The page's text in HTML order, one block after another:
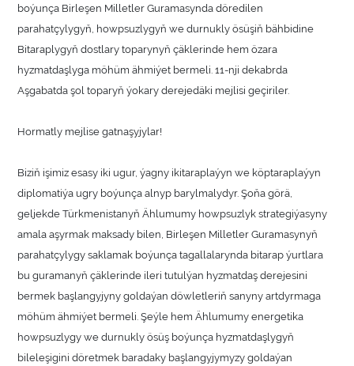
boýunça Birleşen Milletler Guramasynda döredilen
parahatçylygyň, howpsuzlygyň we durnukly ösüşiň bähbidine
Bitaraplygyň dostlary toparynyň çäklerinde hem özara
hyzmatdaşlyga möhüm ähmiýet bermeli. 11-nji dekabrda
Aşgabatda şol toparyň ýokary derejedäki mejlisi geçiriler.
Hormatly mejlise gatnaşyjylar!
Biziň işimiz esasy iki ugur, ýagny ikitaraplaýyn we köptaraplaýyn
diplomatiýa ugry boýunça alnyp barylmalydyr. Şoňa görä,
geljekde Türkmenistanyň Ählumumy howpsuzlyk strategiýasyny
amala aşyrmak maksady bilen, Birleşen Milletler Guramasynyň
parahatçylygy saklamak boýunça tagallalarynda bitarap ýurtlara
bu guramanyň çäklerinde ileri tutulýan hyzmatdaş derejesini
bermek başlangyjyny goldaýan döwletleriň sanyny artdyrmaga
möhüm ähmiýet bermeli. Şeýle hem Ählumumy energetika
howpsuzlygy we durnukly ösüş boýunça hyzmatdaşlygyň
bileleşigini döretmek baradaky başlangyjymyzy goldaýan